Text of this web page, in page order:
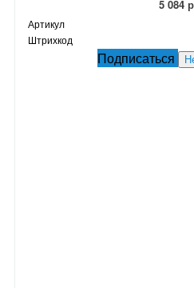
5 084
Артикул
Штрихкод
Подписаться